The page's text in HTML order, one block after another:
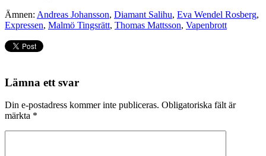
Ämnen: Andreas Johansson, Diamant Salihu, Eva Wendel Rosberg,
Expressen, Malmö Tingsrätt, Thomas Mattsson, Vapenbrott
Lämna ett svar
Din e-postadress kommer inte publiceras. Obligatoriska fält är
märkta *